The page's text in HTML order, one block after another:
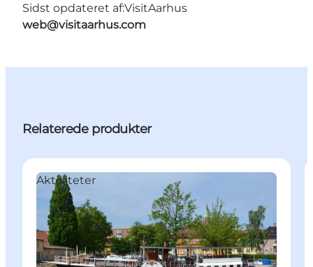
Sidst opdateret af:VisitAarhus
web@visitaarhus.com
Relaterede produkter
Aktiviteter